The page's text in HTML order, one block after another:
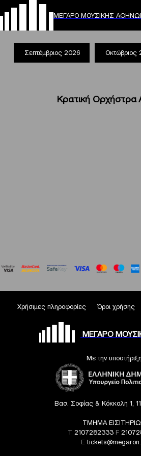
ΜΕΓΑΡΟ ΜΟΥΣΙΚΗΣ
Σεπτέμβριος 2026 Οκτώβριος
Κρατική Ορχήστρα
Χρήσιμες πληροφορίες Όροι χρήσης
ΜΕΓΑΡΟ
Με την υποστήριξη
Βασ. Σοφίας & Κόκκαλη 1,
ΤΜΗΜΑ
T 2107282333 F
E